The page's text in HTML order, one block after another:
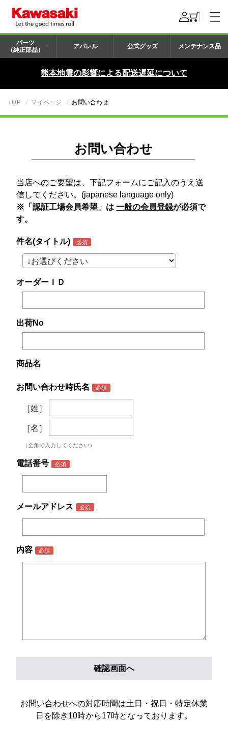
パーツ
（純正部品）
アパレル 公式グッズ メンテナンス品
熊本地震の影響による配送遅延について
TOP マイページ お問い合わせ
お問い合わせ
当店へのご要望は、下記フォームにご記入のうえ送
信してください。(japanese language only)
※「認証工場会員希望」は一般の会員登録が必須で
す。
件名(タイトル)
オーダーＩＤ
出荷No
商品名
お問い合わせ時氏名
［姓］
［名］
（全角で入力してください）
電話番号
メールアドレス
内容
お問い合わせへの対応時間は土日・祝日・特定休業
日を除き10時から17時となっております。